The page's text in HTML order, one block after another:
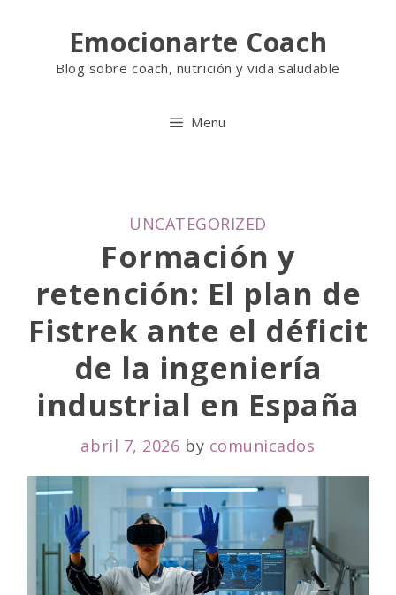
content
Emocionarte Coach
Blog sobre coach, nutrición y vida saludable
Menu
C
T
E
O
R
E
S
UNCATEGORIZED
Formación y
retención: El plan de
Fistrek ante el déficit
de la ingeniería
industrial en España
abril 7, 2026 by comunicados